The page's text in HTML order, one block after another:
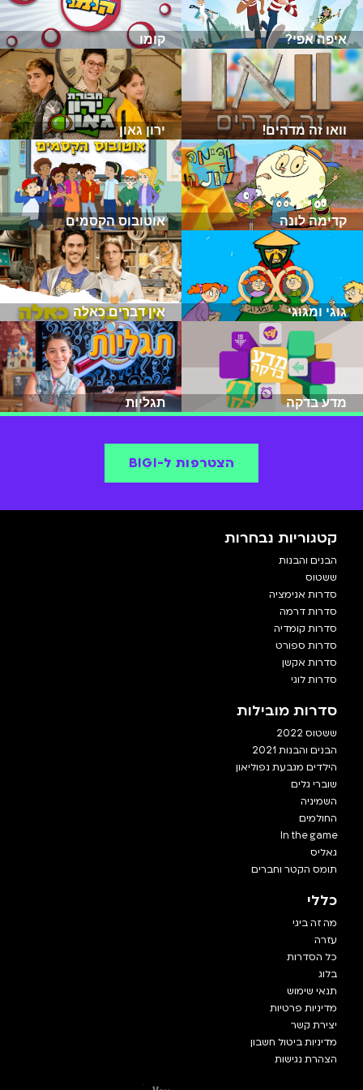
איפה אפי? קומו
וואו זה מדהים! ירון גאון
קדימה לונה אוטובוס הקסמים
גוגי ומגוגי אין דברים כאלה
מדע בדקה תגליות
הצטרפות ל-BIGI
קטגוריות נבחרות
הבנים והבנות
ששטוס
סדרות אנימציה
סדרות דרמה
סדרות קומדיה
סדרות ספורט
סדרות אקשן
סדרות לוגי
סדרות מובילות
ששטוס 2022
הבנים והבנות 2021
הילדים מגבעת נפוליאון
שוברי גלים
השמיניה
החולמים
In the game
גאליס
תומס הקטר וחברים
כללי
מה זה ביגי
עזרה
כל הסדרות
בלוג
תנאי שימוש
מדיניות פרטיות
יצירת קשר
מדיניות ביטול חשבון
הצהרת נגישות